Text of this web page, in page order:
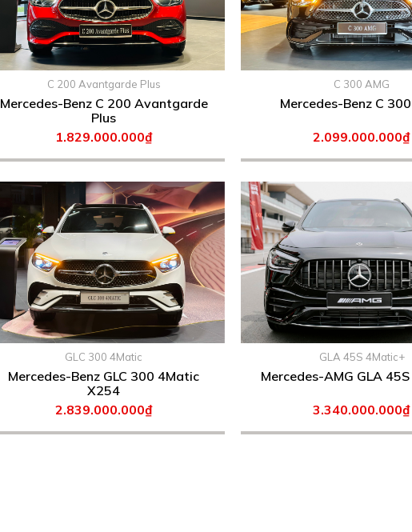
C 200 Avantgarde Plus
Mercedes-Benz C 200 Avantgarde
Plus
1.829.000.000₫
C 300 AMG
Mercedes-
2.099.000.000₫
GLC 300 4Matic
Mercedes-Benz GLC 300 4Matic
X254
2.839.000.000₫
GLA 45S 4Matic+
Mercedes-AMG GLA
3.340.000.000₫